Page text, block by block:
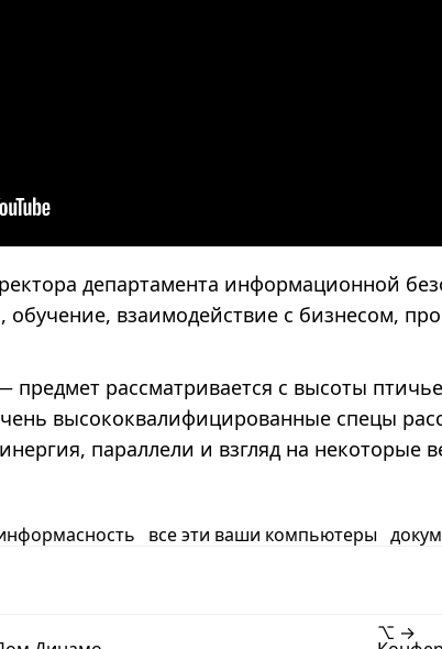
департамента информационной
обучение, взаимодействие с бизнесом,
предмет рассматривается c высоты
высококвалифицированные спецы
параллели и взгляд на некоторые
все эти ваши компьютеры
⌥ →